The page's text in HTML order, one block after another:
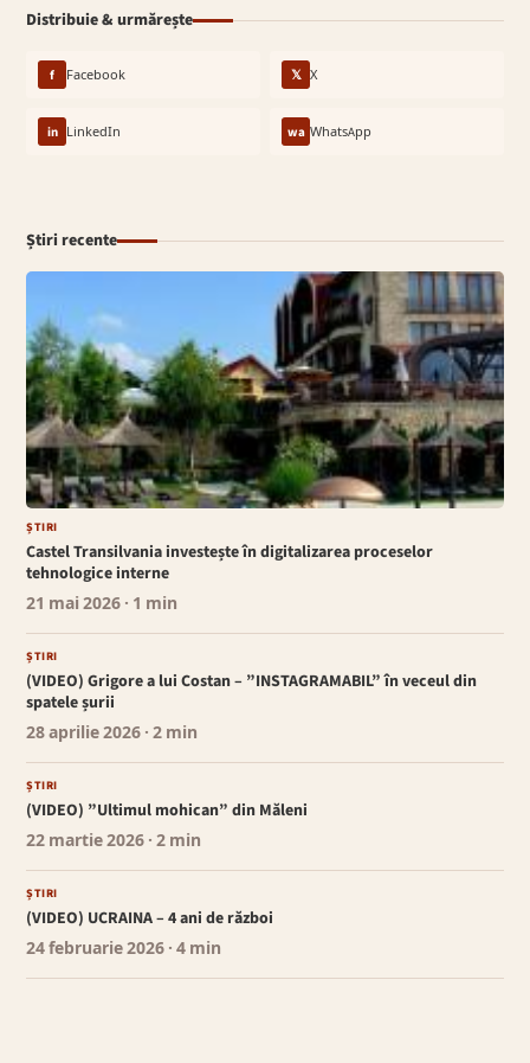
Distribuie & urmărește
f Facebook 𝕏 X
in LinkedIn wa WhatsApp
Știri recente
ȘTIRI
Castel Transilvania investește în digitalizarea proceselor
tehnologice interne
21 mai 2026 · 1 min
ȘTIRI
(VIDEO) Grigore a lui Costan – ”INSTAGRAMABIL” în veceul din
spatele șurii
28 aprilie 2026 · 2 min
ȘTIRI
(VIDEO) ”Ultimul mohican” din Măleni
22 martie 2026 · 2 min
ȘTIRI
(VIDEO) UCRAINA – 4 ani de război
24 februarie 2026 · 4 min